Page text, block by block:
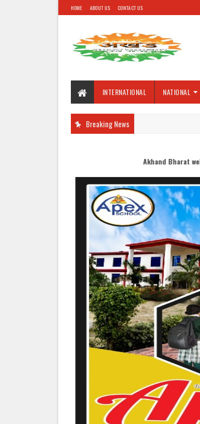
HOME ABOUT US CONTACT US
INTERNATIONAL NATIONAL
Breaking News
Akhand Bharat welcomes you